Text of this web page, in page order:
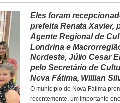
Eles foram
prefeita Renata Xavier,
Agente Regional de
Londrina e
Nordeste, Júlio Cesar
pelo Secretário de
Nova Fátima, Willian
O município de Nova Fátima
recentemente, um importante